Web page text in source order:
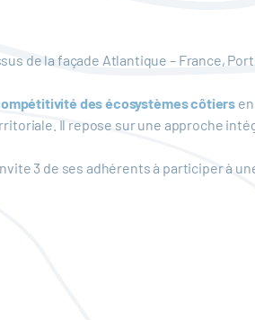
de la façade Atlantique – France,
des écosystèmes côtiers
Il repose sur une approche
3 de ses adhérents à participer à